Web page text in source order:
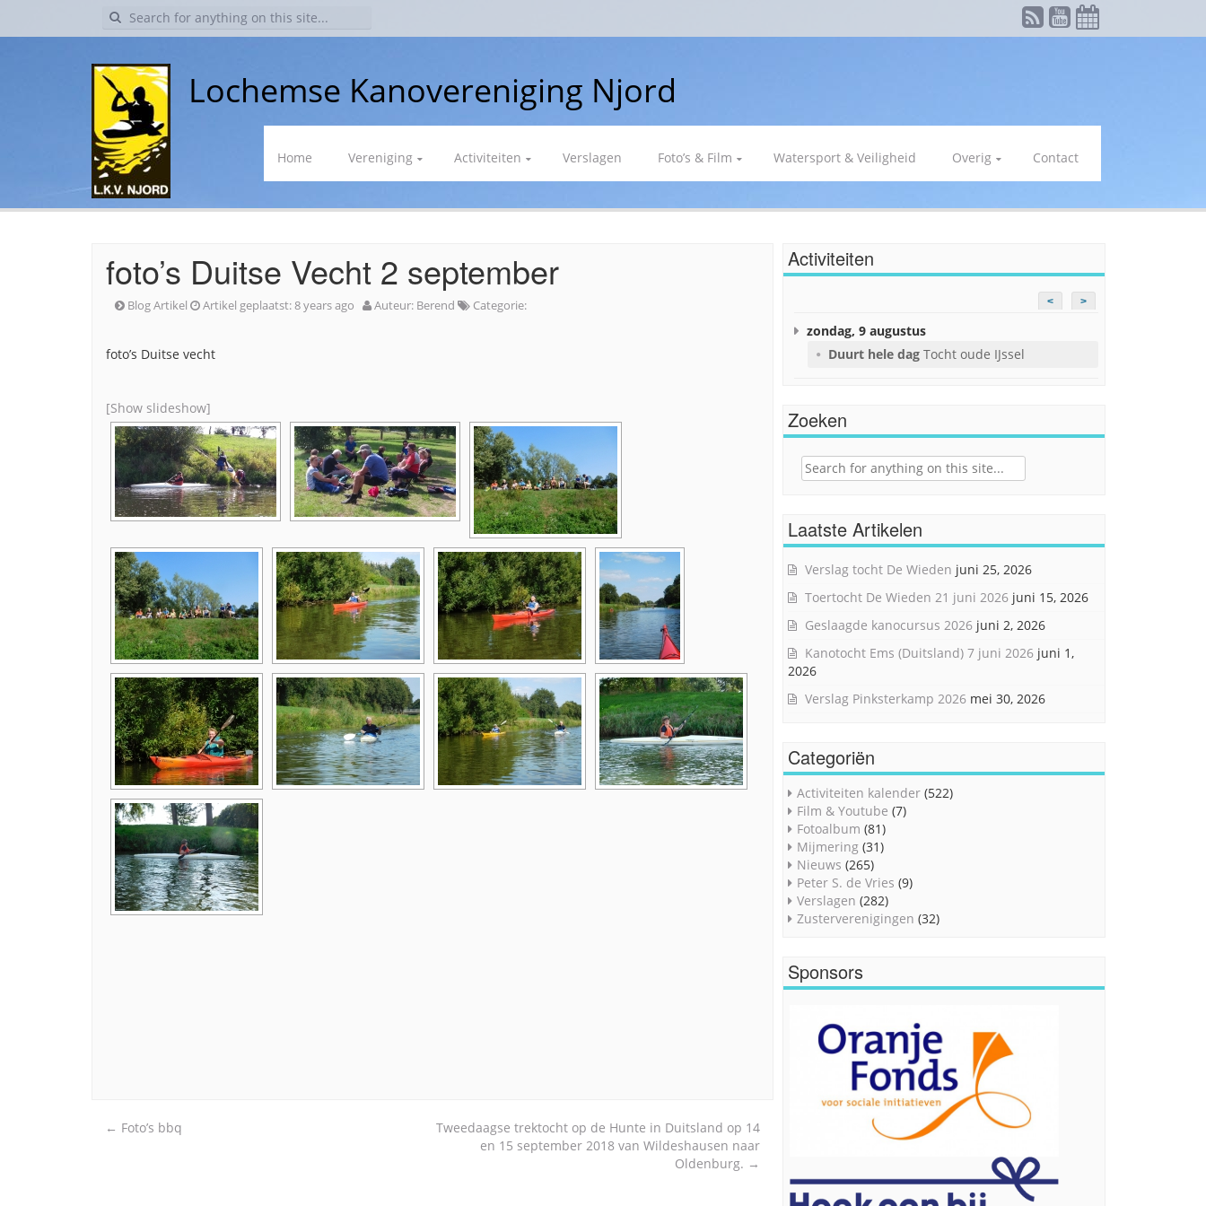
Search
Lochemse Kanovereniging Njord
Skip
Home Vereniging Activiteiten Verslagen Foto’s & Film Watersport & Veiligheid Overig Contact
foto’s Duitse Vecht 2 september
Blog Artikel Artikel geplaatst:8 years ago Auteur: Berend Categorie:
foto’s Duitse vecht
[Show slideshow]
Post
← Foto’s bbq
Tweedaagse trektocht op de Hunte in Duitsland op 14
en 15 september 2018 van Wildeshausen naar
Oldenburg. →
Activiteiten
< >
zondag, 9 augustus
Duurt hele dag Tocht oude IJssel
Zoeken
Search
Laatste Artikelen
Verslag tocht De Wieden juni 25, 2026
Toertocht De Wieden 21 juni 2026 juni 15, 2026
Geslaagde kanocursus 2026 juni 2, 2026
Kanotocht Ems (Duitsland) 7 juni 2026 juni 1,
2026
Verslag Pinksterkamp 2026 mei 30, 2026
Categoriën
Activiteiten kalender (522)
Film & Youtube (7)
Fotoalbum (81)
Mijmering (31)
Nieuws (265)
Peter S. de Vries (9)
Verslagen (282)
Zusterverenigingen (32)
Sponsors